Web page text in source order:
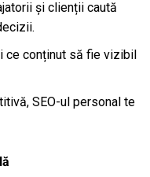
și clienții caută
ce conținut să fie vizibil
SEO-ul personal te